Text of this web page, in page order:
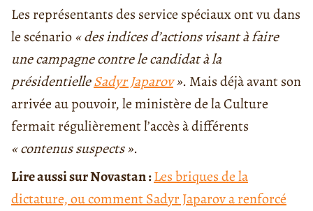
Les représentants des service spéciaux ont vu dans
le scénario« des indices d’actions visant à faire
une campagne contre le candidat à la
présidentielleSadyr Japarov». Mais déjà avant son
arrivée au pouvoir, le ministère de la Culture
fermait régulièrement l’accès à différents
« contenus suspects ».
Lire aussi sur Novastan :Les briques de la
dictature, ou comment Sadyr Japarov a renforcé